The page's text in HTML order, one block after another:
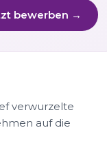
bewerben →
verwurzelte
auf die